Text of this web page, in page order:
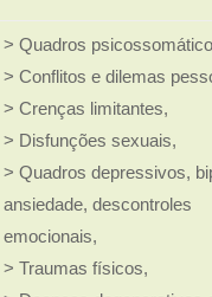
> Quadros
> Conflitos e dilemas
> Crenças limitantes,
> Disfunções sexuais,
> Quadros depressivos,
ansiedade, descontroles
emocionais,
> Traumas físicos,